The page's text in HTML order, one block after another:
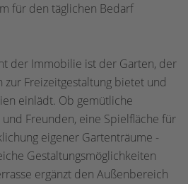
für den täglichen Bedarf
der Immobilie ist der Garten, der
Freizeitgestaltung bietet und
einlädt. Ob gemütliche
Freunden, eine Spielfläche für
eigener Gartenträume -
Gestaltungsmöglichkeiten
ergänzt den Außenbereich